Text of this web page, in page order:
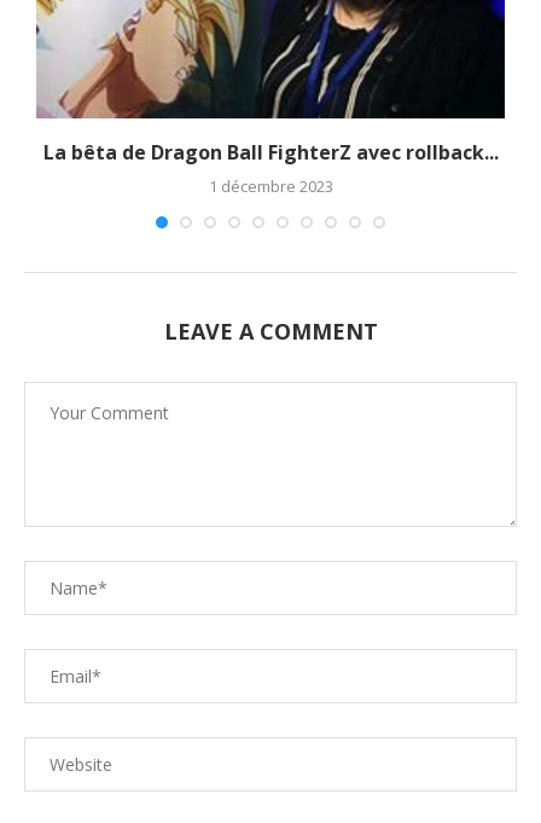
La bêta de Dragon Ball FighterZ avec rollback...
1 décembre 2023
LEAVE A COMMENT